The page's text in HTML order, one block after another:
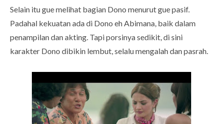
Selain itu gue melihat bagian Dono menurut gue pasif.
Padahal kekuatan ada di Dono eh Abimana, baik dalam
penampilan dan akting. Tapi porsinya sedikit, di sini
karakter Dono dibikin lembut, selalu mengalah dan pasrah.